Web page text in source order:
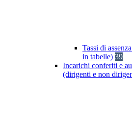
Tassi di
in tabelle) 39
Incarichi conferiti e
(dirigenti e non